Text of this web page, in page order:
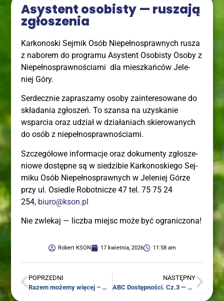
Asy­stent oso­bi­sty — rusza­ją
zgłoszenia
Kar­ko­no­ski Sej­mik Osób Nie­peł­no­spraw­nych rusza
z nabo­rem do pro­gra­mu Asy­stent Oso­bi­sty Oso­by z
Nie­peł­no­spraw­no­ścia­mi dla miesz­kań­ców Jele­
niej Góry.
Ser­decz­nie zapra­sza­my oso­by zain­te­re­so­wa­ne do
skła­da­nia zgło­szeń. To szan­sa na uzy­ska­nie
wspar­cia oraz udział w dzia­ła­niach skie­ro­wa­nych
do osób z niepełnosprawnościami.
Szcze­gó­ło­we infor­ma­cje oraz doku­men­ty zgło­sze­
nio­we dostęp­ne są w sie­dzi­bie Kar­ko­no­skie­go Sej­
mi­ku Osób Nie­peł­no­spraw­nych w Jele­niej Górze
przy ul. Osie­dle Robot­ni­cze 47 tel. 75 75 24
254, biuro@kson.pl
Nie zwle­kaj — licz­ba miejsc może być ograniczona!
Robert KSON 17 kwietnia, 2026 11:58 am
POPRZEDNI
Razem może­my wię­cej – współ­pra­ca i dzia­ła­nia na rzecz osób z nie­peł­no­spraw­no­ścia­mi w regionie
NASTĘPNY
ABC Dostęp­no­ści. Cz.3 — Rada Dostęp­no­ści – czym jest i jaką peł­ni rolę?